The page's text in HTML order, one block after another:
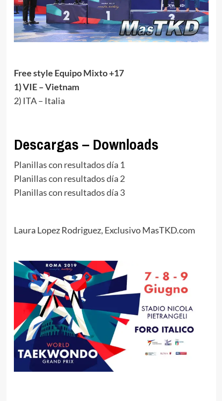
Free style Equipo Mixto +17
1) VIE – Vietnam
2) ITA – Italia
Descargas – Downloads
Planillas con resultados día 1
Planillas con resultados día 2
Planillas con resultados día 3
Laura Lopez Rodriguez, Exclusivo MasTKD.com